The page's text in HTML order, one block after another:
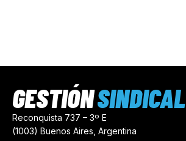
Reconquista 737 – 3º E
(1003) Buenos Aires, Argentina
GESTIÓNSINDICAL